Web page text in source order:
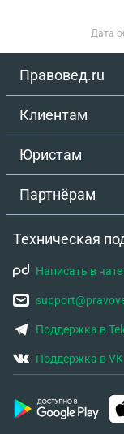
Дата
Правовед.ru
Клиентам
Юристам
Партнёрам
Техническая
Написать в
Поддержка в
Поддержка в VK